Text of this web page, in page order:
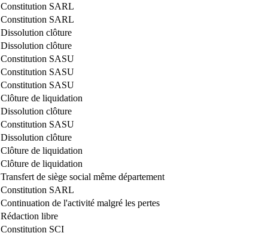
Constitution SARL
Constitution SARL
Dissolution clôture
Dissolution clôture
Constitution SASU
Constitution SASU
Constitution SASU
Clôture de liquidation
Dissolution clôture
Constitution SASU
Dissolution clôture
Clôture de liquidation
Clôture de liquidation
Transfert de siège social même département
Constitution SARL
Continuation de l'activité malgré les pertes
Rédaction libre
Constitution SCI